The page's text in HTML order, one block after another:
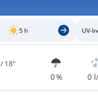
5 h UV-
/ 18°
0 % 0